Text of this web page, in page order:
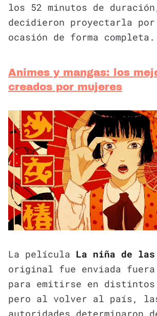
los 52 minutos de
decidieron proyectarla
ocasión de forma completa.
Animes y mangas: los
creados por mujeres
La película La niña de las
original fue enviada fuera
para emitirse en distintos
pero al volver al país,
autoridades determinaron